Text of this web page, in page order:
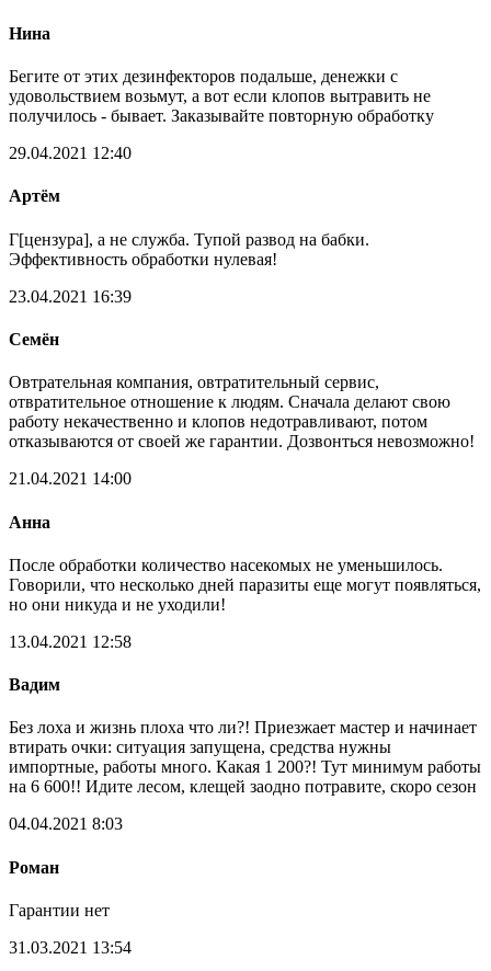
Нина
Бегите от этих дезинфекторов подальше, денежки с
удовольствием возьмут, а вот если клопов вытравить не
получилось - бывает. Заказывайте повторную обработку
29.04.2021 12:40
Артём
Г[цензура], а не служба. Тупой развод на бабки.
Эффективность обработки нулевая!
23.04.2021 16:39
Семён
Овтрательная компания, овтратительный сервис,
отвратительное отношение к людям. Сначала делают свою
работу некачественно и клопов недотравливают, потом
отказываются от своей же гарантии. Дозвонться невозможно!
21.04.2021 14:00
Анна
После обработки количество насекомых не уменьшилось.
Говорили, что несколько дней паразиты еще могут появляться,
но они никуда и не уходили!
13.04.2021 12:58
Вадим
Без лоха и жизнь плоха что ли?! Приезжает мастер и начинает
втирать очки: ситуация запущена, средства нужны
импортные, работы много. Какая 1 200?! Тут минимум работы
на 6 600!! Идите лесом, клещей заодно потравите, скоро сезон
04.04.2021 8:03
Роман
Гарантии нет
31.03.2021 13:54